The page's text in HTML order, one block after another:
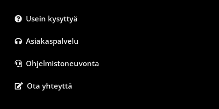
Usein kysyttyä
Asiakaspalvelu
Ohjelmistoneuvonta
Ota yhteyttä